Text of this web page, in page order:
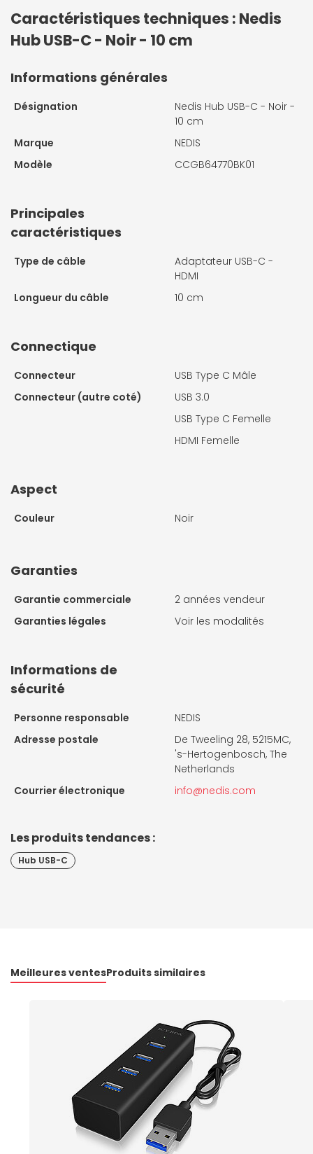
Caractéristiques techniques : Nedis
Hub USB-C - Noir - 10 cm
Informations générales
Désignation
Nedis Hub USB-C - Noir -
10 cm
Marque
NEDIS
Modèle
CCGB64770BK01
Principales
caractéristiques
Type de câble
Adaptateur USB-C -
HDMI
Longueur du câble
10 cm
Connectique
Connecteur
USB Type C Mâle
Connecteur (autre coté)
USB 3.0
USB Type C Femelle
HDMI Femelle
Aspect
Couleur Noir
Garanties
Garantie commerciale
2 années vendeur
Garanties légales
Voir les modalités
Informations de
sécurité
Personne responsable
NEDIS
Adresse postale
De Tweeling 28, 5215MC,
's-Hertogenbosch, The
Netherlands
Courrier électronique
info@nedis.com
Les produits tendances :
Hub USB-C
Meilleures ventesProduits similaires